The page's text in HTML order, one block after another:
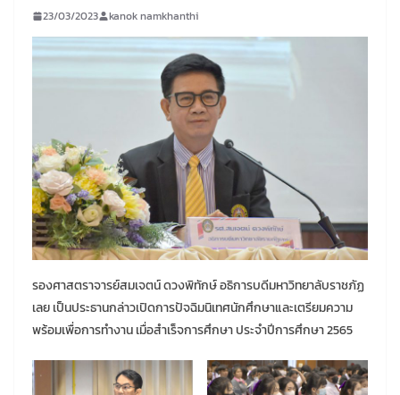
23/03/2023 kanok namkhanthi
รองศาสตราจารย์สมเจตน์ ดวงพิทักษ์ อธิการบดีมหาวิทยาลับราชภัฏ
เลย เป็นประธานกล่าวเปิดการปัจฉิมนิเทศนักศึกษาและเตรียมความ
พร้อมเพื่อการทำงาน เมื่อสำเร็จการศึกษา ประจำปีการศึกษา 2565